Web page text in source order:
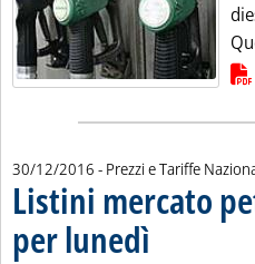
Lista allegati PDF alla
30/12/2016 - Prezzi e Tariffe
Listini mercato
per lunedì . Sottotitolo: Le
. Pubblicata